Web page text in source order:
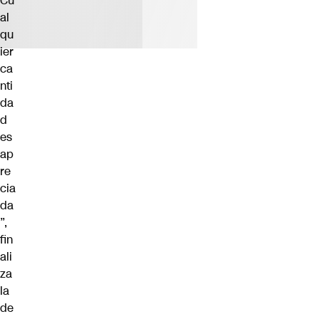
al
qu
ier
ca
nti
da
d
es
ap
re
cia
da
”,
fin
ali
za
la
de